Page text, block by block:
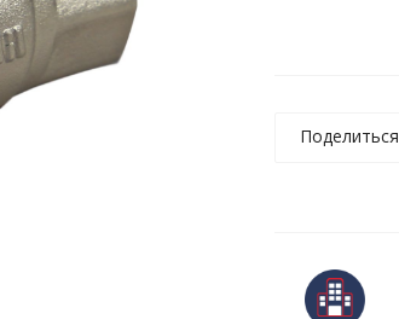
Поделиться